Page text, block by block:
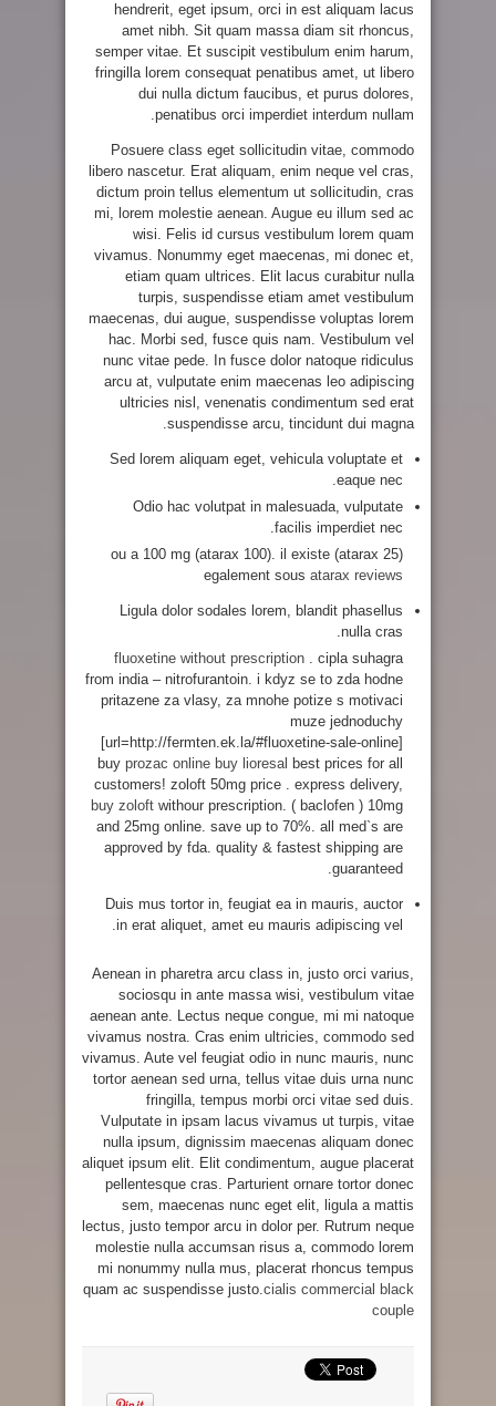
hendrerit, eget ipsum, orci in est aliquam lacus
amet nibh. Sit quam massa diam sit rhoncus,
semper vitae. Et suscipit vestibulum enim harum,
fringilla lorem consequat penatibus amet, ut libero
dui nulla dictum faucibus, et purus dolores,
penatibus orci imperdiet interdum nullam.
Posuere class eget sollicitudin vitae, commodo
libero nascetur. Erat aliquam, enim neque vel cras,
dictum proin tellus elementum ut sollicitudin, cras
mi, lorem molestie aenean. Augue eu illum sed ac
wisi. Felis id cursus vestibulum lorem quam
vivamus. Nonummy eget maecenas, mi donec et,
etiam quam ultrices. Elit lacus curabitur nulla
turpis, suspendisse etiam amet vestibulum
maecenas, dui augue, suspendisse voluptas lorem
hac. Morbi sed, fusce quis nam. Vestibulum vel
nunc vitae pede. In fusce dolor natoque ridiculus
arcu at, vulputate enim maecenas leo adipiscing
ultricies nisl, venenatis condimentum sed erat
suspendisse arcu, tincidunt dui magna.
Sed lorem aliquam eget, vehicula voluptate et
eaque nec.
Odio hac volutpat in malesuada, vulputate
facilis imperdiet nec.
(atarax 25) ou a 100 mg (atarax 100). il existe
egalement sous atarax reviews
Ligula dolor sodales lorem, blandit phasellus
nulla cras.
fluoxetine without prescription . cipla suhagra
from india – nitrofurantoin. i kdyz se to zda hodne
pritazene za vlasy, za mnohe potize s motivaci
muze jednoduchy
[url=http://fermten.ek.la/#fluoxetine-sale-online]
buy prozac online buy lioresal best prices for all
customers! zoloft 50mg price . express delivery,
buy zoloft withour prescription. ( baclofen ) 10mg
and 25mg online. save up to 70%. all med`s are
approved by fda. quality & fastest shipping are
guaranteed.
Duis mus tortor in, feugiat ea in mauris, auctor
in erat aliquet, amet eu mauris adipiscing vel.
Aenean in pharetra arcu class in, justo orci varius,
sociosqu in ante massa wisi, vestibulum vitae
aenean ante. Lectus neque congue, mi mi natoque
vivamus nostra. Cras enim ultricies, commodo sed
vivamus. Aute vel feugiat odio in nunc mauris, nunc
tortor aenean sed urna, tellus vitae duis urna nunc
fringilla, tempus morbi orci vitae sed duis.
Vulputate in ipsam lacus vivamus ut turpis, vitae
nulla ipsum, dignissim maecenas aliquam donec
aliquet ipsum elit. Elit condimentum, augue placerat
pellentesque cras. Parturient ornare tortor donec
sem, maecenas nunc eget elit, ligula a mattis
lectus, justo tempor arcu in dolor per. Rutrum neque
molestie nulla accumsan risus a, commodo lorem
mi nonummy nulla mus, placerat rhoncus tempus
quam ac suspendisse justo.cialis commercial black
couple